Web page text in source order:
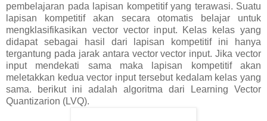
pembelajaran pada lapisan kompetitif yang terawasi. Suatu
lapisan kompetitif akan secara otomatis belajar untuk
mengklasifikasikan vector vector input. Kelas kelas yang
didapat sebagai hasil dari lapisan kompetitif ini hanya
tergantung pada jarak antara vector vector input. Jika vector
input mendekati sama maka lapisan kompetitif akan
meletakkan kedua vector input tersebut kedalam kelas yang
sama. berikut ini adalah algoritma dari Learning Vector
Quantizarion (LVQ).